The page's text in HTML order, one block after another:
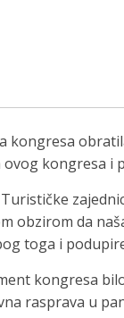
kongresa
ovog kongresa i
obzirom da
toga i
kongresa
rasprava u